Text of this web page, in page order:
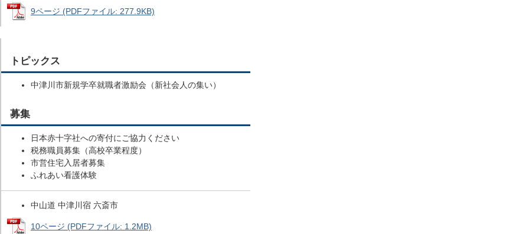
9ページ (PDFファイル: 277.9KB)
トピックス
中津川市新規学卒就職者激励会（新社会人の集い）
募集
日本赤十字社への寄付にご協力ください
税務職員募集（高校卒業程度）
市営住宅入居者募集
ふれあい看護体験
中山道 中津川宿 六斎市
10ページ (PDFファイル: 1.2MB)